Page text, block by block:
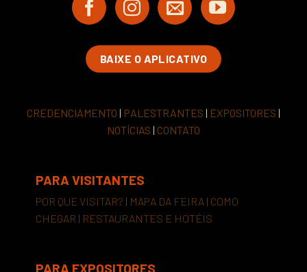
BAIXE O APLICATIVO
CREDENCIAMENTO | PALESTRANTES | EXPOSITORES |
NOTÍCIAS | CONTATO
PARA VISITANTES
POR QUE VISITAR? | MAPA DA FEIRA | COMO
CHEGAR | RESTAURANTES E HOTÉIS
PARA EXPOSITORES